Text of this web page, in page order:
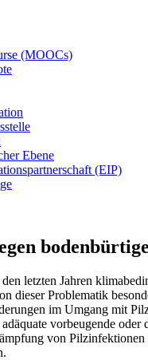
(MOOCs)
Ebene
(EIP)
letzten Jahren
dieser Problematik
im Umgang mit
vorbeugende
von